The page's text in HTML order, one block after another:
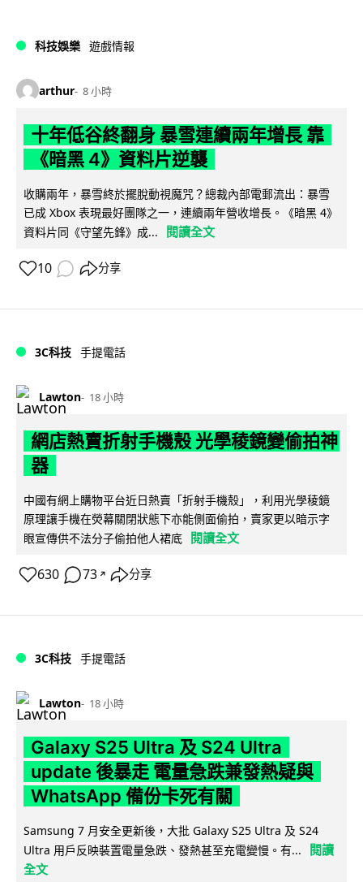
科技娛樂 遊戲情報
arthur 8 小時
十年低谷終翻身 暴雪連續兩年增長 靠
《暗黑 4》資料片逆襲
收購兩年，暴雪終於擺脫動視魔咒？總裁內部電郵流出：暴雪
已成 Xbox 表現最好團隊之一，連續兩年營收增長。《暗黑 4》
資料片同《守望先鋒》成...
閱讀全文
10 分享
3C科技 手提電話
Lawton 18 小時
網店熱賣折射手機殼 光學稜鏡變偷拍神
器
中國有網上購物平台近日熱賣「折射手機殼」，利用光學稜鏡
原理讓手機在熒幕關閉狀態下亦能側面偷拍，賣家更以暗示字
眼宣傳供不法分子偷拍他人裙底
閱讀全文
630 73 ↗ 分享
3C科技 手提電話
Lawton 18 小時
Galaxy S25 Ultra 及 S24 Ultra
update 後暴走 電量急跌兼發熱疑與
WhatsApp 備份卡死有關
Samsung 7 月安全更新後，大批 Galaxy S25 Ultra 及 S24
Ultra 用戶反映裝置電量急跌、發熱甚至充電變慢。有...
閱讀
全文